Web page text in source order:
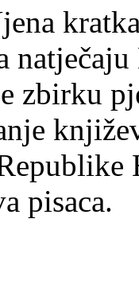
zbirku
pisaca.